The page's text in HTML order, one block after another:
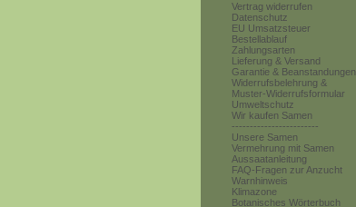
Vertrag widerrufen
Datenschutz
EU Umsatzsteuer
Bestellablauf
Zahlungsarten
Lieferung & Versand
Garantie & Beanstandungen
Widerrufsbelehrung &
Muster-Widerrufsformular
Umweltschutz
Wir kaufen Samen
------------------------
Unsere Samen
Vermehrung mit Samen
Aussaatanleitung
FAQ-Fragen zur Anzucht
Warnhinweis
Klimazone
Botanisches Wörterbuch